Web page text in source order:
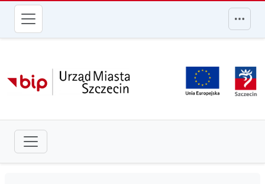
przejdź do głównego menu